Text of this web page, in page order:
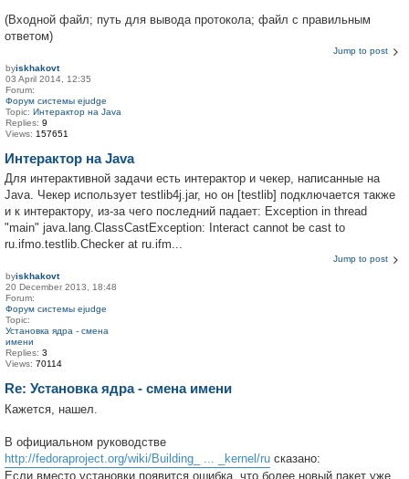
(Входной файл; путь для вывода протокола; файл с правильным
ответом)
Jump to post
byiskhakovt
03 April 2014, 12:35
Forum:
Форум системы ejudge
Topic: Интерактор на Java
Replies: 9
Views: 157651
Интерактор на Java
Для интерактивной задачи есть интерактор и чекер, написанные на
Java. Чекер использует testlib4j.jar, но он [testlib] подключается также
и к интерактору, из-за чего последний падает: Exception in thread
"main" java.lang.ClassCastException: Interact cannot be cast to
ru.ifmo.testlib.Checker at ru.ifm...
Jump to post
byiskhakovt
20 December 2013, 18:48
Forum:
Форум системы ejudge
Topic:
Установка ядра - смена
имени
Replies: 3
Views: 70114
Re: Установка ядра - смена имени
Кажется, нашел.
В официальном руководстве
http://fedoraproject.org/wiki/Building_ ... _kernel/ru сказано:
Если вместо установки появится ошибка, что более новый пакет уже